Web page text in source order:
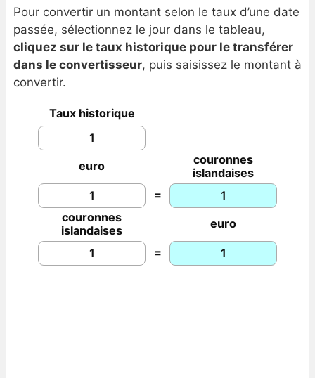
Pour convertir un montant selon le taux d’une date
passée, sélectionnez le jour dans le tableau,
cliquez sur le taux historique pour le transférer
dans le convertisseur, puis saisissez le montant à
convertir.
Taux historique
euro
couronnes
islandaises
=
couronnes
islandaises
euro
=